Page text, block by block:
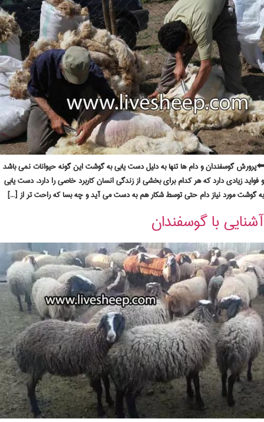
⬅️پرورش گوسفندان و دام ها تنها به دلیل دست یابی به گوشت این گونه حیوانات نمی باشد
و فواید زیادی دارد که هر کدام برای بخشی از زندگی انسان کاربرد خاصی را دارد. دست یابی
به گوشت مورد نیاز دام حتی توسط شکار هم به دست می آید و چه بسا که راحت تر از […]
آشنایی با گوسفندان